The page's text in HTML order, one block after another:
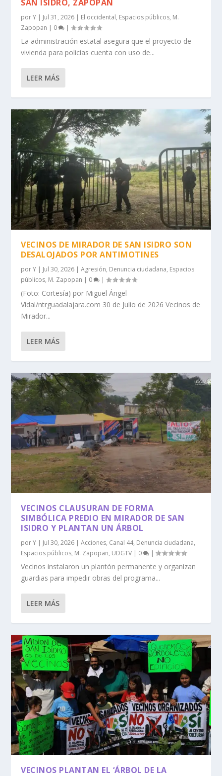
SAN ISIDRO, ZAPOPAN
porY | Jul 31, 2026 | El occidental, Espacios públicos, M.
Zapopan | 0 |
La administración estatal asegura que el proyecto de
vivienda para policías cuenta con uso de...
LEER MÁS
VECINOS DE MIRADOR DE SAN ISIDRO SON
DESALOJADOS POR ANTIMOTINES
porY | Jul 30, 2026 |Agresión, Denuncia ciudadana, Espacios
públicos, M. Zapopan | 0 |
(Foto: Cortesía) por Miguel Ángel
Vidal/ntrguadalajara.com 30 de Julio de 2026 Vecinos de
Mirador...
LEER MÁS
VECINOS CLAUSURAN DE FORMA
SIMBÓLICA PREDIO EN MIRADOR DE SAN
ISIDRO Y PLANTAN UN ÁRBOL
porY | Jul 30, 2026 |Acciones, Canal 44, Denuncia ciudadana,
Espacios públicos, M. Zapopan, UDGTV | 0 |
Vecinos instalaron un plantón permanente y organizan
guardias para impedir obras del programa...
LEER MÁS
VECINOS PLANTAN EL ‘ÁRBOL DE LA